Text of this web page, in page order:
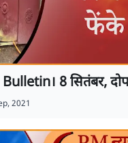
8 सितंबर,
2021